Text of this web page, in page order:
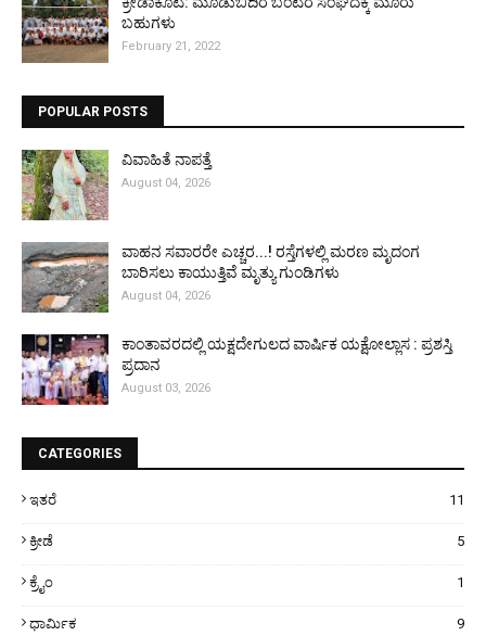
ಬಹುಗಳು
February 21, 2022
POPULAR POSTS
ವಿವಾಹಿತೆ ನಾಪತ್ತೆ
August 04, 2026
ವಾಹನ ಸವಾರರೇ ಎಚ್ಚರ...! ರಸ್ತೆಗಳಲ್ಲಿ ಮರಣ ಮೃದಂಗ
ಬಾರಿಸಲು ಕಾಯುತ್ತಿವೆ ಮೃತ್ಯು ಗುಂಡಿಗಳು
August 04, 2026
ಕಾಂತಾವರದಲ್ಲಿ ಯಕ್ಷದೇಗುಲದ ವಾರ್ಷಿಕ ಯಕ್ಷೋಲ್ಲಾಸ : ಪ್ರಶಸ್ತಿ
ಪ್ರದಾನ
August 03, 2026
CATEGORIES
ಇತರೆ 11
ಕ್ರೀಡೆ 5
ಕ್ರೈಂ 1
ಧಾರ್ಮಿಕ 9